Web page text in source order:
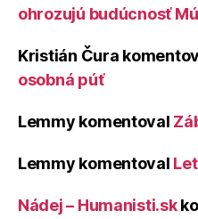
ohrozujú budúcnosť
Kristián Čura
osobná púť
Lemmy komentoval
Lemmy komentoval
Nádej – Humanisti.sk